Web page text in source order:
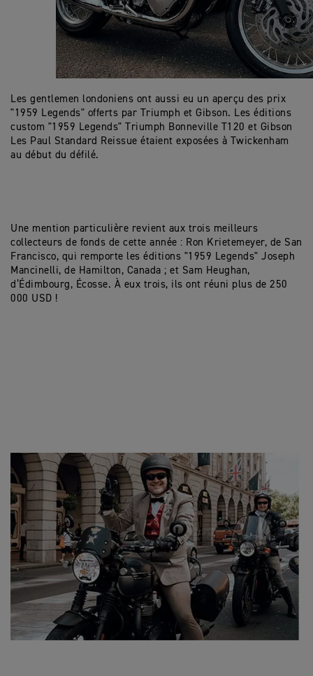
Les gentlemen londoniens ont aussi eu un aperçu des prix
"1959 Legends" offerts par Triumph et Gibson. Les éditions
custom "1959 Legends" Triumph Bonneville T120 et Gibson
Les Paul Standard Reissue étaient exposées à Twickenham
au début du défilé.
Une mention particulière revient aux trois meilleurs
collecteurs de fonds de cette année : Ron Krietemeyer, de San
Francisco, qui remporte les éditions "1959 Legends" Joseph
Mancinelli, de Hamilton, Canada ; et Sam Heughan,
d’Édimbourg, Écosse. À eux trois, ils ont réuni plus de 250
000 USD !